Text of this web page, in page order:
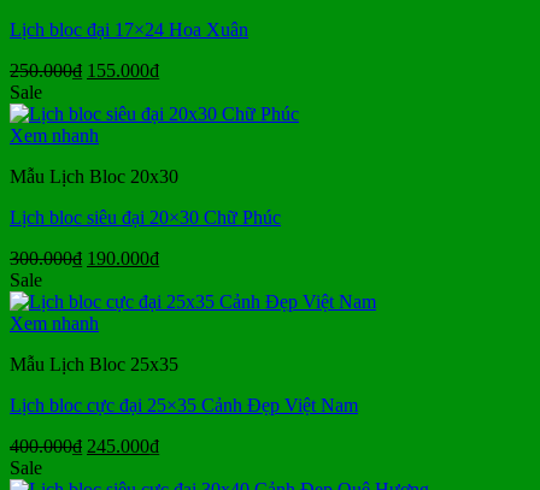
Lịch bloc đại 17×24 Hoa Xuân
250.000₫ Giá
là:
250.000₫.
155.000₫Giá
tại
Sale
Xem nhanh
Mẫu Lịch Bloc 20x30
Lịch bloc siêu đại 20×30 Chữ Phúc
300.000₫ Giá
là:
300.000₫.
190.000₫Giá
tại
Sale
Xem nhanh
Mẫu Lịch Bloc 25x35
Lịch bloc cực đại 25×35 Cảnh Đẹp Việt Nam
400.000₫ Giá
245.000₫Giá
Sale